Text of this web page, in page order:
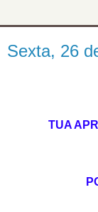
Sexta, 26
TUA